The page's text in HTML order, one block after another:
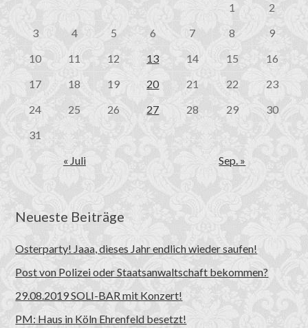
1
2
3
4 5 6 7 8
9
10
11 12 13 14 15
16
17
18 19 20 21 22
23
24
25 26 27 28 29
30
31
« Juli
Sep. »
Neueste Beiträge
Osterparty! Jaaa, dieses Jahr endlich wieder saufen!
Post von Polizei oder Staatsanwaltschaft bekommen?
29.08.2019 SOLI-BAR mit Konzert!
PM: Haus in Köln Ehrenfeld besetzt!